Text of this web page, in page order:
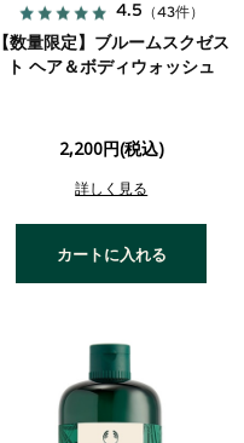
4.5 （43件）
【数量限定】ブルームスクゼス
ト ヘア＆ボディウォッシュ
2,200円(税込)
詳しく見る
カートに入れる